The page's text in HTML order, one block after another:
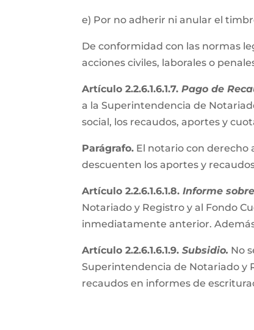
e) Por no adherir ni anular el
De conformidad con las normas
acciones civiles, laborales o
Artículo 2.2.6.1.6.1.7.Pago de
a la Superintendencia de
social, los recaudos, aportes y
Parágrafo. El notario con derecho
descuenten los aportes y
Artículo 2.2.6.1.6.1.8.Informe
Notariado y Registro y al Fondo
inmediatamente anterior.
Artículo 2.2.6.1.6.1.9.Subsidio. No
Superintendencia de Notariado y
recaudos en informes de